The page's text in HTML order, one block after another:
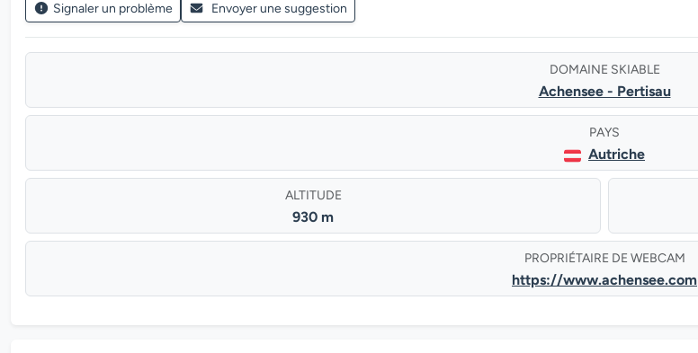
Signaler un problème Envoyer une suggestion
DOMAINE SKIABLE
Achensee - Pertisau
PAYS
Autriche
ALTITUDE
930 m
PROPRIÉTAIRE DE WEBCAM
https://www.achensee.com